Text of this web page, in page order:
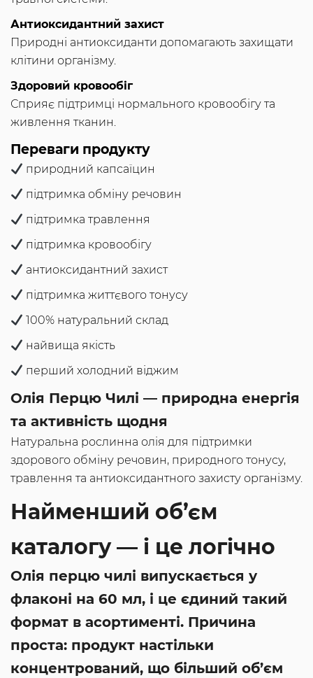
Антиоксидантний захист
Природні антиоксиданти допомагають захищати
клітини організму.
Здоровий кровообіг
Сприяє підтримці нормального кровообігу та
живлення тканин.
Переваги продукту
природний капсаїцин
підтримка обміну речовин
підтримка травлення
підтримка кровообігу
антиоксидантний захист
підтримка життєвого тонусу
100% натуральний склад
найвища якість
перший холодний віджим
Олія Перцю Чилі — природна енергія
та активність щодня
Натуральна рослинна олія для підтримки
здорового обміну речовин, природного тонусу,
травлення та антиоксидантного захисту організму.
Найменший об’єм
каталогу — і це логічно
Олія перцю чилі випускається у
флаконі на 60 мл, і це єдиний такий
формат в асортименті. Причина
проста: продукт настільки
концентрований, що більший об’єм